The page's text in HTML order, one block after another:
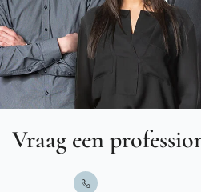
Vraag een